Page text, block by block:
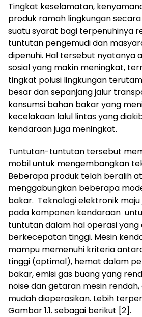
Tingkat keselamatan,
produk ramah lingkungan
suatu syarat bagi terpenuhinya
tuntutan pengemudi dan
dipenuhi. Hal tersebut nyatanya
sosial yang makin meningkat,
tingkat polusi lingkungan
besar dan sepanjang jalur
konsumsi bahan bakar yang
kecelakaan lalul lintas yang
kendaraan juga meningkat.
Tuntutan-tuntutan tersebut
mobil untuk mengembangkan
Beberapa produk telah beralih
menggabungkan beberapa
bakar. Teknologi elektronik
pada komponen kendaraan
tuntutan dalam hal operasi yang
berkecepatan tinggi. Mesin
mampu memenuhi kriteria
tinggi (optimal), hemat dalam
bakar, emisi gas buang yang
noise dan getaran mesin
mudah dioperasikan. Lebih
Gambar 1.1. sebagai berikut [2].